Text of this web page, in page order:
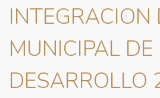
INTEGRACION
MUNICIPAL DE
DESARROLLO